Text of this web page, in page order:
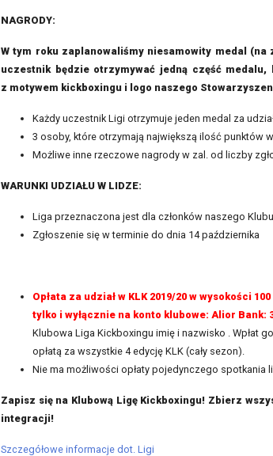
NAGRODY:
W tym roku zaplanowaliśmy niesamowity medal
uczestnik będzie otrzymywać jedną część
z motywem kickboxingu i logo naszego
Każdy uczestnik Ligi otrzymuje jeden medal za
3 osoby, które otrzymają największą ilość punktów
Możliwe inne rzeczowe nagrody w zal. od liczby
WARUNKI UDZIAŁU W LIDZE:
Liga przeznaczona jest dla członków naszego Klubu
Zgłoszenie się w terminie do dnia 14 października
Opłata za udział w KLK 2019/20 w wysokości
tylko i wyłącznie na konto klubowe: Alior Bank:
Klubowa Liga Kickboxingu imię i nazwisko . Wpłat
opłatą za wszystkie 4 edycję KLK (cały sezon).
Nie ma możliwości opłaty pojedynczego spotkania
Zapisz się na Klubową Ligę Kickboxingu! Zbierz
integracji!
Szczegółowe informacje dot. Ligi